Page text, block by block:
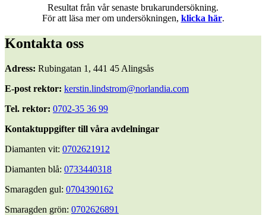
Resultat från vår senaste brukarundersökning.
För att läsa mer om undersökningen, klicka här.
Kontakta oss
Adress: Rubingatan 1, 441 45 Alingsås
E-post rektor: kerstin.lindstrom@norlandia.com
Tel. rektor: 0702-35 36 99
Kontaktuppgifter till våra avdelningar
Diamanten vit: 0702621912
Diamanten blå: 0733440318
Smaragden gul: 0704390162
Smaragden grön: 0702626891